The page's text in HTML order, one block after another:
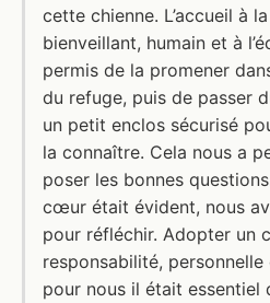
cette chienne. L’accueil à
bienveillant, humain et à
permis de la promener
du refuge, puis de passer
un petit enclos sécurisé
la connaître. Cela nous a
poser les bonnes
cœur était évident, nous
pour réfléchir. Adopter un
responsabilité,
pour nous il était essentiel